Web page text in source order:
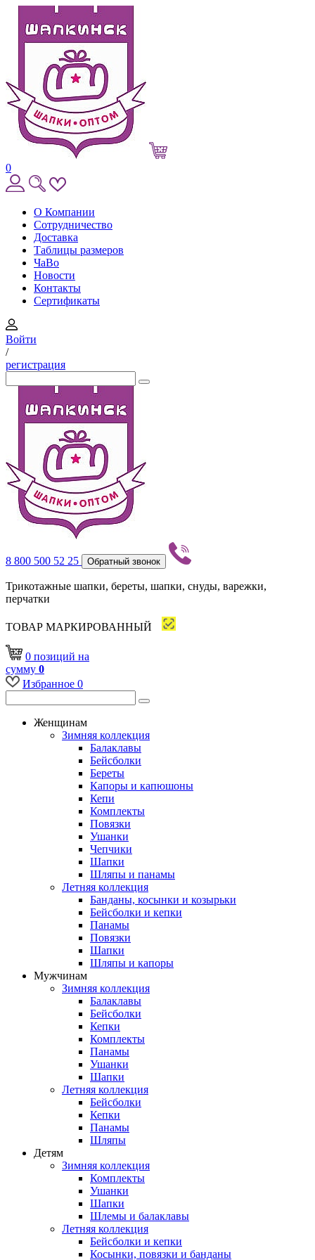
0
О Компании
Сотрудничество
Доставка
Таблицы размеров
ЧаВо
Новости
Контакты
Сертификаты
Войти
/
регистрация
8 800 500 52 25 Обратный звонок
Трикотажные шапки, береты, шапки, снуды, варежки,
перчатки
ТОВАР МАРКИРОВАННЫЙ
0 позиций на
сумму 0
Избранное 0
Женщинам
Зимняя коллекция
Балаклавы
Бейсболки
Береты
Капоры и капюшоны
Кепи
Комплекты
Повязки
Ушанки
Чепчики
Шапки
Шляпы и панамы
Летняя коллекция
Банданы, косынки и козырьки
Бейсболки и кепки
Панамы
Повязки
Шапки
Шляпы и капоры
Мужчинам
Зимняя коллекция
Балаклавы
Бейсболки
Кепки
Комплекты
Панамы
Ушанки
Шапки
Летняя коллекция
Бейсболки
Кепки
Панамы
Шляпы
Детям
Зимняя коллекция
Комплекты
Ушанки
Шапки
Шлемы и балаклавы
Летняя коллекция
Бейсболки и кепки
Косынки, повязки и банданы